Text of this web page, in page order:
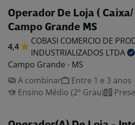
Operador De Loja (
Campo Grande MS
4,4
COBASI COMERCIO DE
INDUSTRIALIZADOS LTDA
Campo Grande - MS
A combinar
Entre 1 e 3 anos
Ensino Médio (2º Grau)